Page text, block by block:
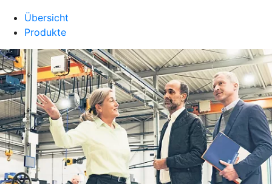
Übersicht
Produkte